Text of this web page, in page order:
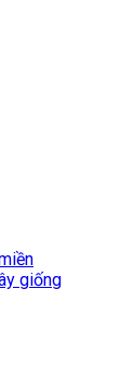
giống